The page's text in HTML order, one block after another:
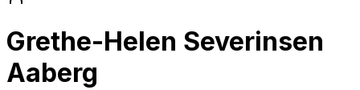
Grethe-Helen Severinsen
Aaberg